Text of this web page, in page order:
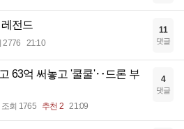
전드
2776 21:10
11
댓글
63억 써놓고 '쿨쿨'‥드론 부
조회 1765 추천 2 21:09
4
댓글